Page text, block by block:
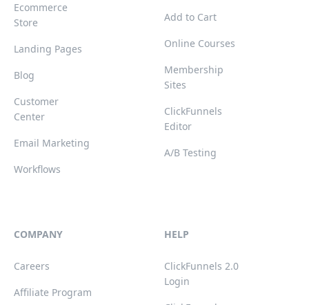
Ecommerce
Store
Landing Pages
Blog
Customer
Center
Email Marketing
Workflows
Add to Cart
Online Courses
Membership
Sites
ClickFunnels
Editor
A/B Testing
COMPANY
Careers
Affiliate Program
HELP
ClickFunnels 2.0
Login